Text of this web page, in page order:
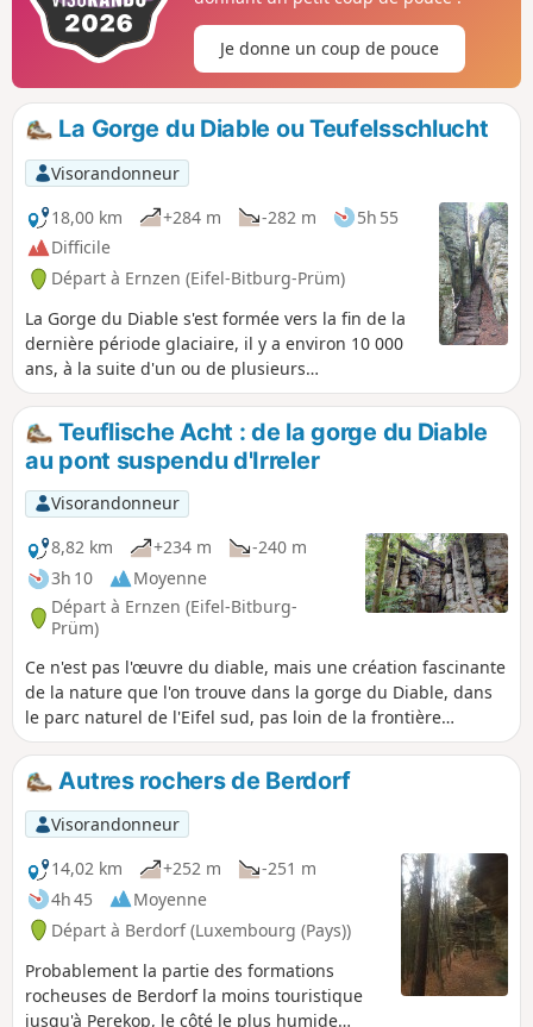
Je donne un coup de pouce
La Gorge du Diable ou Teufelsschlucht
Visorandonneur
18,00 km
+284 m -282 m
5h 55
Difficile
Départ à Ernzen (Eifel-Bitburg-Prüm)
La Gorge du Diable s'est formée vers la fin de la
dernière période glaciaire, il y a environ 10 000
ans, à la suite d'un ou de plusieurs
effondrements rocheux. Gorges, failles et
crevasses composent les formations rocheuses
du plateau de Ferschweiler.
Teuflische Acht : de la gorge du Diable
au pont suspendu d'Irreler
Visorandonneur
8,82 km
+234 m
-240 m
3h 10
Moyenne
Départ à Ernzen (Eifel-Bitburg-
Prüm)
Ce n'est pas l'œuvre du diable, mais une création fascinante
de la nature que l'on trouve dans la gorge du Diable, dans
le parc naturel de l'Eifel sud, pas loin de la frontière
luxembourgeoise. Les parois rocheuses abruptes atteignent
jusqu'à 30 mètres de haut, certaines d'entre elles semblent
briller d'une lumière verte. Le monde rocheux dans et
autour de la gorge du Diable, à travers lequel des sentiers
étroits et caillouteux mènent au pont suspendu d'Irreler et
aux cascades, est vraiment mystique.
Autres rochers de Berdorf
Visorandonneur
14,02 km
+252 m
-251 m
4h 45
Moyenne
Départ à Berdorf (Luxembourg (Pays))
Probablement la partie des formations
rocheuses de Berdorf la moins touristique
jusqu'à Perekop, le côté le plus humide